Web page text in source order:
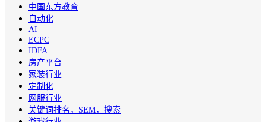
中国东方教育
自动化
AI
ECPC
IDFA
房产平台
家装行业
定制化
网服行业
关键词排名，SEM，搜索